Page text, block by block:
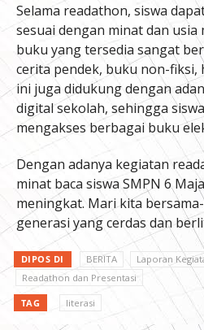
Selama readathon, siswa
sesuai dengan minat dan usia
buku yang tersedia sangat
cerita pendek, buku non-fiksi,
ini juga didukung dengan
digital sekolah, sehingga
mengakses berbagai buku
Dengan adanya kegiatan
minat baca siswa SMPN 6
meningkat. Mari kita
generasi yang cerdas dan
DIPOS DI BERITA
Laporan
Readathon dan Presentasi
TAG literasi